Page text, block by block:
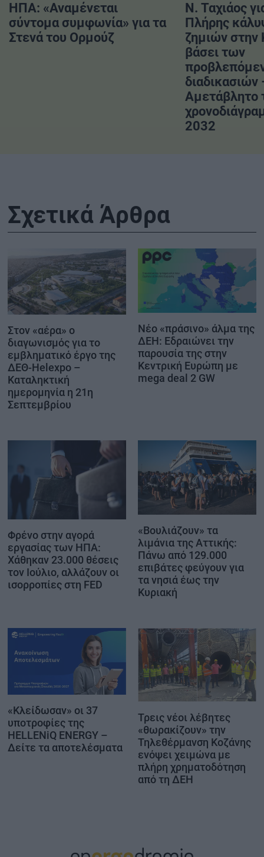
ΗΠΑ: «Αναμένεται
σύντομα συμφωνία» για τα
Στενά του Ορμούζ
Ν. Ταχιάος
Πλήρης
ζημιών στην
βάσει των
διαδικασιών
Αμετάβλητο
2032
Σχετικά Άρθρα
Στον «αέρα» ο
διαγωνισμός για το
εμβληματικό έργο της
ΔΕΘ-Helexpo –
Καταληκτική
ημερομηνία η 21η
Σεπτεμβρίου
Νέο «πράσινο» άλμα της
ΔΕΗ: Εδραιώνει την
παρουσία της στην
Κεντρική Ευρώπη με
mega deal 2 GW
Φρένο στην αγορά
εργασίας των ΗΠΑ:
Χάθηκαν 23.000 θέσεις
τον Ιούλιο, αλλάζουν οι
ισορροπίες στη FED
«Βουλιάζουν» τα
λιμάνια της Αττικής:
Πάνω από 129.000
επιβάτες φεύγουν για
τα νησιά έως την
Κυριακή
«Κλείδωσαν» οι 37
υποτροφίες της
HELLENiQ ENERGY –
Δείτε τα αποτελέσματα
Τρεις νέοι λέβητες
«θωρακίζουν» την
Τηλεθέρμανση Κοζάνης
ενόψει χειμώνα με
πλήρη χρηματοδότηση
από τη ΔΕΗ